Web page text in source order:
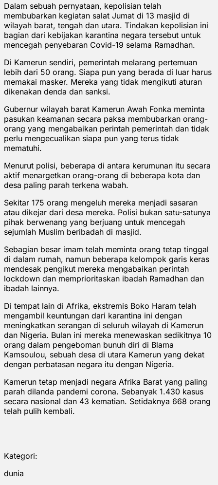
Dalam sebuah pernyataan, kepolisian telah
membubarkan kegiatan salat Jumat di 13 masjid di
wilayah barat, tengah dan utara. Tindakan kepolisian ini
bagian dari kebijakan karantina negara tersebut untuk
mencegah penyebaran Covid-19 selama Ramadhan.
Di Kamerun sendiri, pemerintah melarang pertemuan
lebih dari 50 orang. Siapa pun yang berada di luar harus
memakai masker. Mereka yang tidak mengikuti aturan
dikenakan denda dan sanksi.
Gubernur wilayah barat Kamerun Awah Fonka meminta
pasukan keamanan secara paksa membubarkan orang-
orang yang mengabaikan perintah pemerintah dan tidak
perlu mengecualikan siapa pun yang terus tidak
mematuhi.
Menurut polisi, beberapa di antara kerumunan itu secara
aktif menargetkan orang-orang di beberapa kota dan
desa paling parah terkena wabah.
Sekitar 175 orang mengeluh mereka menjadi sasaran
atau dikejar dari desa mereka. Polisi bukan satu-satunya
pihak berwenang yang berjuang untuk mencegah
sejumlah Muslim beribadah di masjid.
Sebagian besar imam telah meminta orang tetap tinggal
di dalam rumah, namun beberapa kelompok garis keras
mendesak pengikut mereka mengabaikan perintah
lockdown dan memprioritaskan ibadah Ramadhan dan
ibadah lainnya.
Di tempat lain di Afrika, ekstremis Boko Haram telah
mengambil keuntungan dari karantina ini dengan
meningkatkan serangan di seluruh wilayah di Kamerun
dan Nigeria. Bulan ini mereka menewaskan sedikitnya 10
orang dalam pengeboman bunuh diri di Blama
Kamsoulou, sebuah desa di utara Kamerun yang dekat
dengan perbatasan negara itu dengan Nigeria.
Kamerun tetap menjadi negara Afrika Barat yang paling
parah dilanda pandemi corona. Sebanyak 1.430 kasus
secara nasional dan 43 kematian. Setidaknya 668 orang
telah pulih kembali.
Kategori:
dunia